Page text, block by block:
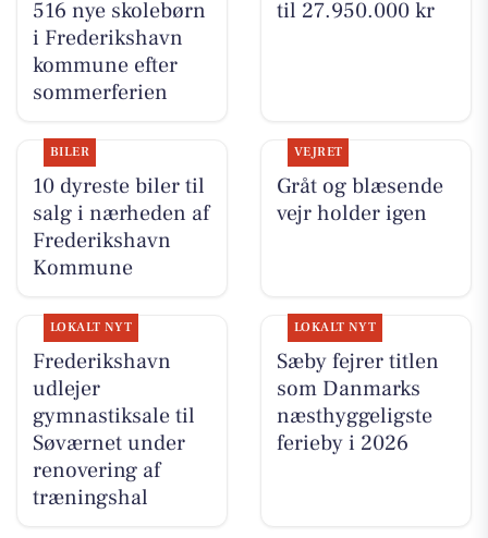
516 nye skolebørn
i Frederikshavn
kommune efter
sommerferien
til 27.950.000 kr
BILER
10 dyreste biler til
salg i nærheden af
Frederikshavn
Kommune
VEJRET
Gråt og blæsende
vejr holder igen
LOKALT NYT
Frederikshavn
udlejer
gymnastiksale til
Søværnet under
renovering af
træningshal
LOKALT NYT
Sæby fejrer titlen
som Danmarks
næsthyggeligste
ferieby i 2026